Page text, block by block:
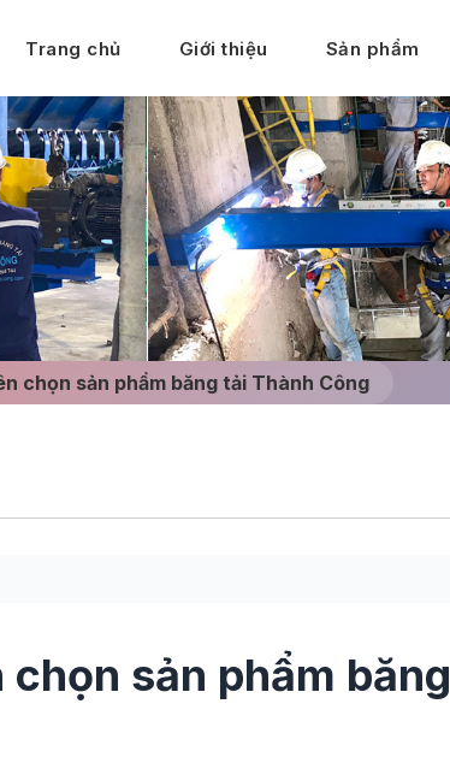
Trang chủ Giới thiệu Sản phẩm
chọn sản phẩm băng tải Thành Công
chọn sản phẩm